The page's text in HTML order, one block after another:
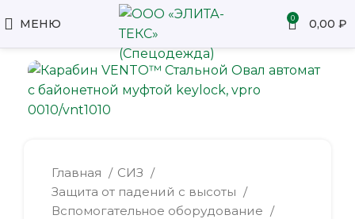
МЕНЮ 0 0,00 ₽
Главная
СИЗ
Защита от падений с высоты
Вспомогательное оборудование